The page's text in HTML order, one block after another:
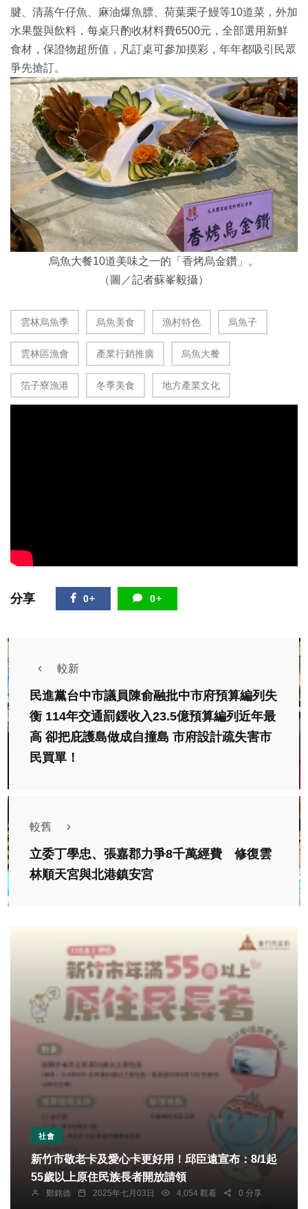
腱、清蒸午仔魚、麻油爆魚膘、荷葉栗子鰻等10道菜，外加
水果盤與飲料，每桌只酌收材料費6500元，全部選用新鮮
食材，保證物超所值，凡訂桌可參加摸彩，年年都吸引民眾
爭先搶訂。
烏魚大餐10道美味之一的「香烤烏金鑽」。
（圖／記者蘇峯毅攝）
雲林烏魚季 烏魚美食 漁村特色 烏魚子
雲林區漁會 產業行銷推廣 烏魚大餐
箔子寮漁港 冬季美食 地方產業文化
分享 0+ 0+
較新
民進黨台中市議員陳俞融批中市府預算編列失
衡 114年交通罰鍰收入23.5億預算編列近年最
高 卻把庇護島做成自撞島 市府設計疏失害市
民買單！
較舊
立委丁學忠、張嘉郡力爭8千萬經費 修復雲
林順天宮與北港鎮安宮
社會
新竹市敬老卡及愛心卡更好用！邱臣遠宣布：8/1起
55歲以上原住民族長者開放請領
鄭銘德 2025年七月03日 4,054 觀看 0 分享